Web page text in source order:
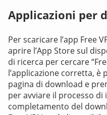
Applicazioni per
Per scaricare l’app Free
aprire l’App Store sul
di ricerca per cercare
l’applicazione corretta, è
pagina di download e
per avviare il processo di
completamento del